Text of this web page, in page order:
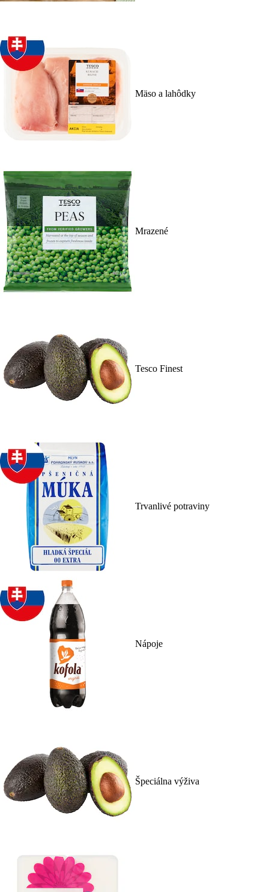
Mäso a lahôdky
Mrazené
Tesco Finest
Trvanlivé potraviny
Nápoje
Špeciálna výživa